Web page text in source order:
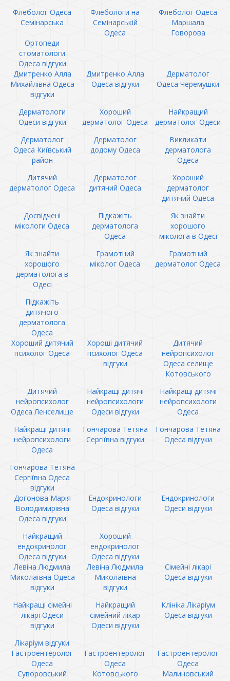
Флеболог Одеса
Семінарська
Флебологи на
Семінарській
Одеса
Флеболог Одеса
Маршала
Говорова
Ортопеди
стоматологи
Одеса відгуки
Дмитренко Алла
Михайлівна Одеса
відгуки
Дмитренко Алла
Одеса відгуки
Дерматолог
Одеса Черемушки
Дерматологи
Одеси відгуки
Хороший
дерматолог Одеса
Найкращий
дерматолог Одеси
Дерматолог
Одеса Київський
район
Дерматолог
додому Одеса
Викликати
дерматолога
Одеса
Дитячий
дерматолог Одеса
Дерматолог
дитячий Одеса
Хороший
дерматолог
дитячий Одеса
Досвідчені
мікологи Одеса
Підкажіть
дерматолога
Одеса
Як знайти
хорошого
міколога в Одесі
Як знайти
хорошого
дерматолога в
Одесі
Грамотний
міколог Одеса
Грамотний
дерматолог Одеса
Підкажіть
дитячого
дерматолога
Одеса
Хороший дитячий
психолог Одеса
Хороші дитячий
психолог Одеса
відгуки
Дитячий
нейропсихолог
Одеса селище
Котовського
Дитячий
нейропсихолог
Одеса Ленселище
Найкращі дитячі
нейропсихологи
Одеси відгуки
Найкращі дитячі
нейропсихологи
Одеса
Найкращі дитячі
нейропсихологи
Одеса
Гончарова Тетяна
Сергіївна відгуки
Гончарова Тетяна
Одеса відгуки
Гончарова Тетяна
Сергіївна Одеса
відгуки
Догонова Марія
Володимирівна
Одеса відгуки
Ендокринологи
Одеса відгуки
Ендокринологи
Одеси відгуки
Найкращий
ендокринолог
Одеса відгуки
Хороший
ендокринолог
Одеса відгуки
Левіна Людмила
Миколаївна Одеса
відгуки
Левіна Людмила
Миколаївна
відгуки
Сімейні лікарі
Одеса відгуки
Найкращі сімейні
лікарі Одеси
відгуки
Найкращий
сімейний лікар
Одеси відгуки
Клініка Лікаріум
Одеса відгуки
Лікаріум відгуки
Гастроентеролог
Одеса
Суворовський
Гастроентеролог
Одеса
Котовського
Гастроентеролог
Одеса
Малиновський